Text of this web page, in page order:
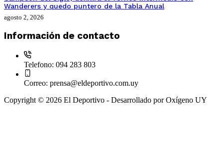
Wanderers y quedo puntero de la Tabla Anual
agosto 2, 2026
Información de contacto
Telefono: 094 283 803
Correo: prensa@eldeportivo.com.uy
Copyright © 2026 El Deportivo - Desarrollado por Oxígeno UY